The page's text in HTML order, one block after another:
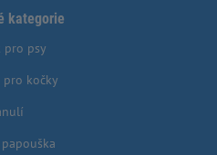
kategorie
pro psy
kočky